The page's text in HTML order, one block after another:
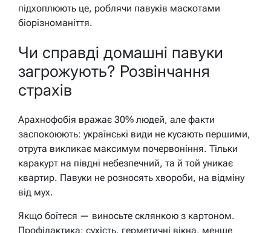
підхоплюють це, роблячи павуків маскотами
біорізноманіття.
Чи справді домашні павуки
загрожують? Розвінчання
страхів
Арахнофобія вражає 30% людей, але факти
заспокоюють: українські види не кусають першими,
отрута викликає максимум почервоніння. Тільки
каракурт на півдні небезпечний, та й той уникає
квартир. Павуки не розносять хвороби, на відміну
від мух.
Якщо боїтеся — виносьте склянкою з картоном.
Профілактика: сухість, герметичні вікна, менше